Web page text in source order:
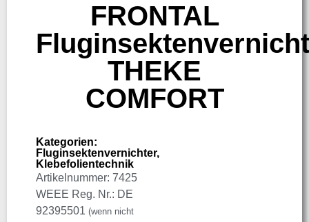
FRONTAL
THEKE
COMFORT
Kategorien:
Fluginsektenvernichter,
Klebefolientechnik
Artikelnummer: 7425
WEEE Reg. Nr.: DE
92395501 (wenn nicht